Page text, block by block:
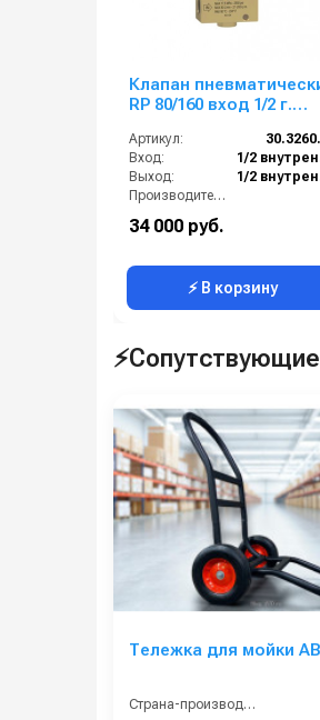
Клапан
RP 80/160 вход 1/2 г.
г.80 л/мин 175 бар
Артикул:
Вход:
Выход:
Производительность (л/мин):
Вес, кг:
34 000 руб.
⚡ В корзину
Тележка для мойки
Страна-производитель: